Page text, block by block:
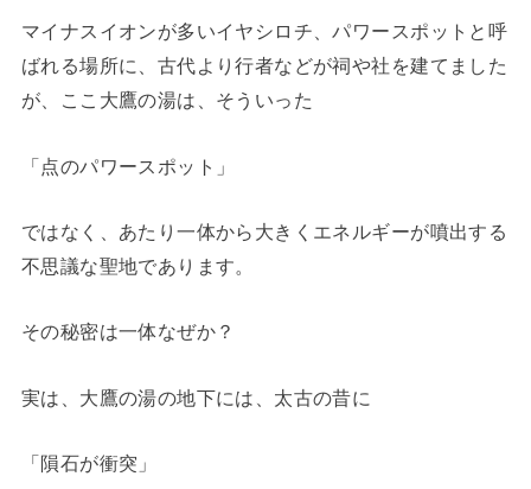
マイナスイオンが多いイヤシロチ、パワースポットと呼
ばれる場所に、古代より行者などが祠や社を建てました
が、ここ大鷹の湯は、そういった
「点のパワースポット」
ではなく、あたり一体から大きくエネルギーが噴出する
不思議な聖地であります。
その秘密は一体なぜか？
実は、大鷹の湯の地下には、太古の昔に
「隕石が衝突」